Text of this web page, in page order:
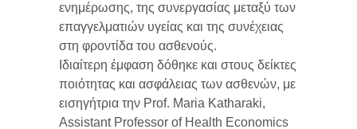
ενημέρωσης, της συνεργασίας μεταξύ των
επαγγελματιών υγείας και της συνέχειας
στη φροντίδα του ασθενούς.
Ιδιαίτερη έμφαση δόθηκε και στους δείκτες
ποιότητας και ασφάλειας των ασθενών, με
εισηγήτρια την Prof. Maria Katharaki,
Assistant Professor of Health Economics